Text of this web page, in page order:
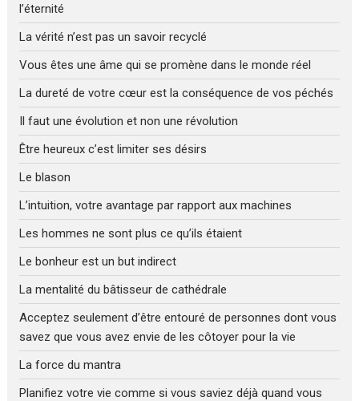
l’éternité
La vérité n’est pas un savoir recyclé
Vous êtes une âme qui se promène dans le monde réel
La dureté de votre cœur est la conséquence de vos péchés
Il faut une évolution et non une révolution
Être heureux c’est limiter ses désirs
Le blason
L’intuition, votre avantage par rapport aux machines
Les hommes ne sont plus ce qu’ils étaient
Le bonheur est un but indirect
La mentalité du bâtisseur de cathédrale
Acceptez seulement d’être entouré de personnes dont vous
savez que vous avez envie de les côtoyer pour la vie
La force du mantra
Planifiez votre vie comme si vous saviez déjà quand vous